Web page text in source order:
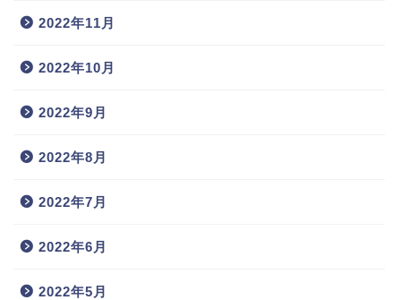
2022年11月
2022年10月
2022年9月
2022年8月
2022年7月
2022年6月
2022年5月